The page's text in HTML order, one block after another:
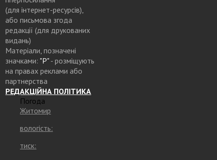
(для інтернет-ресурсів),
або письмова згода
редакції (для друкованих
видань)
Матеріали, позначені
значками: "Р"- розміщують
на правах реклами або
партнерства
РЕДАКЦІЙНА ПОЛІТИКА
Погода
Житомир
вологість:
тиск: